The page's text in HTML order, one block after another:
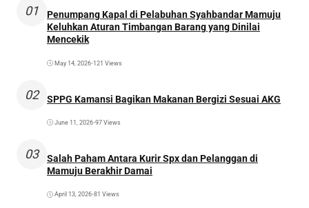
01
Penumpang Kapal di Pelabuhan Syahbandar Mamuju
Keluhkan Aturan Timbangan Barang yang Dinilai
Mencekik
May 14, 2026•121 Views
02 SPPG Kamansi Bagikan Makanan Bergizi Sesuai AKG
June 11, 2026•97 Views
03
Salah Paham Antara Kurir Spx dan Pelanggan di
Mamuju Berakhir Damai
April 13, 2026•81 Views